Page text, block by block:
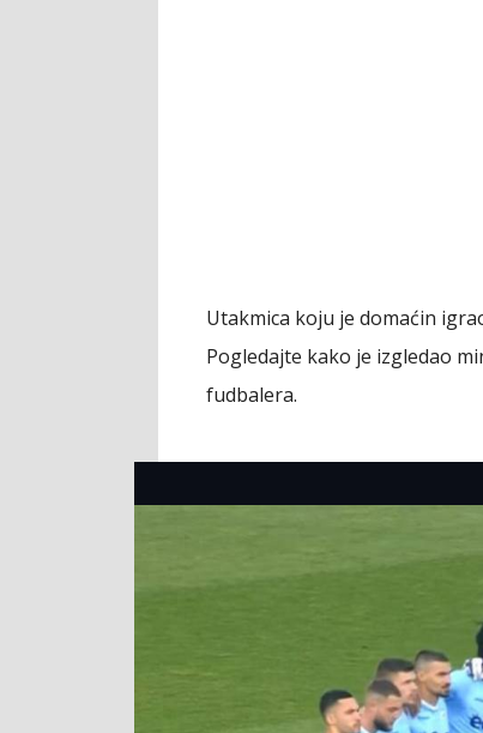
Utakmica koju je domaćin
Pogledajte kako je izgledao
fudbalera.